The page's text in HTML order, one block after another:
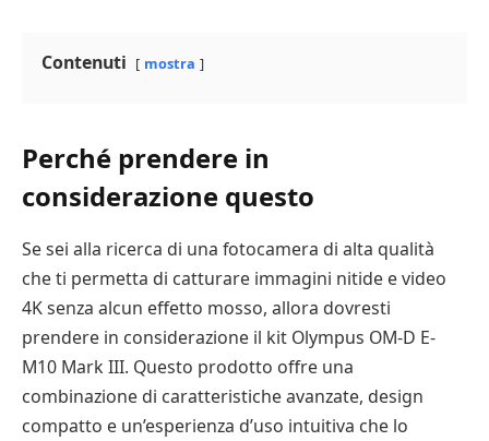
Contenuti mostra
Perché prendere in
considerazione questo
Se sei alla ricerca di una fotocamera di alta qualità
che ti permetta di catturare immagini nitide e video
4K senza alcun effetto mosso, allora dovresti
prendere in considerazione il kit Olympus OM-D E-
M10 Mark III. Questo prodotto offre una
combinazione di caratteristiche avanzate, design
compatto e un’esperienza d’uso intuitiva che lo